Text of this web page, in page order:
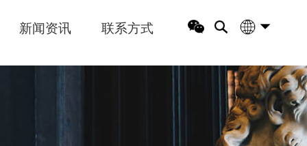
English
新闻资讯 联系方式